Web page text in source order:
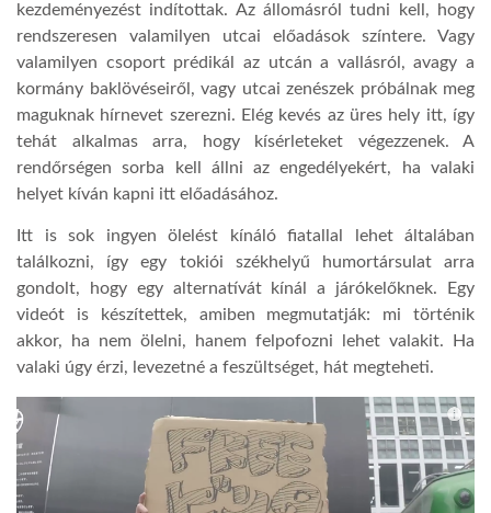
A NAP SZÉPE
LINKTR.EE
GLOBOZSARU
DOBRAVERO.HU
LATIMO.HU
kezdeményezést indítottak. Az állomásról tudni kell, hogy
rendszeresen valamilyen utcai előadások színtere. Vagy
valamilyen csoport prédikál az utcán a vallásról, avagy a
kormány baklövéseiről, vagy utcai zenészek próbálnak meg
maguknak hírnevet szerezni. Elég kevés az üres hely itt, így
tehát alkalmas arra, hogy kísérleteket végezzenek. A
rendőrségen sorba kell állni az engedélyekért, ha valaki
helyet kíván kapni itt előadásához.
Itt is sok ingyen ölelést kínáló fiatallal lehet általában
találkozni, így egy tokiói székhelyű humortársulat arra
gondolt, hogy egy alternatívát kínál a járókelőknek. Egy
videót is készítettek, amiben megmutatják: mi történik
akkor, ha nem ölelni, hanem felpofozni lehet valakit. Ha
valaki úgy érzi, levezetné a feszültséget, hát megteheti.